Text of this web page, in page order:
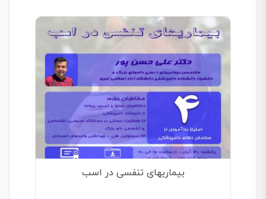
بیماریهای تنفسی در اسب